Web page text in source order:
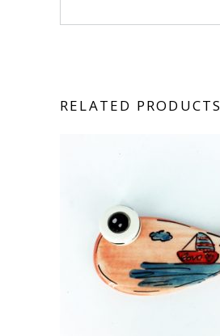
RELATED PRODUCTS